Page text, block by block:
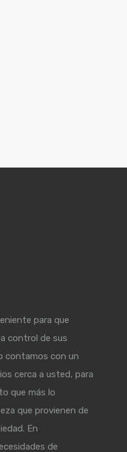
para que
control de sus
contamos con un
cerca a usted, para
que más lo
que provienen de
En
de